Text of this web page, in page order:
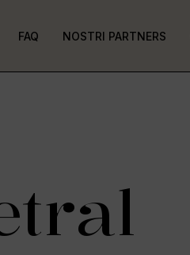
FAQ NOSTRI PARTNERS